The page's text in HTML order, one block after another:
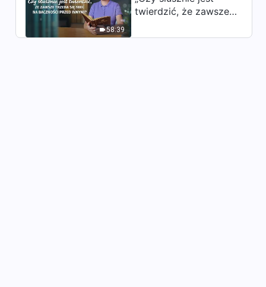
35:08
Jedyny IX: Bóg jest źródłem
życia wszechrzeczy (III)”
(Część pierwsza)
58:39
twierdzić, że zawsze
baczności przed